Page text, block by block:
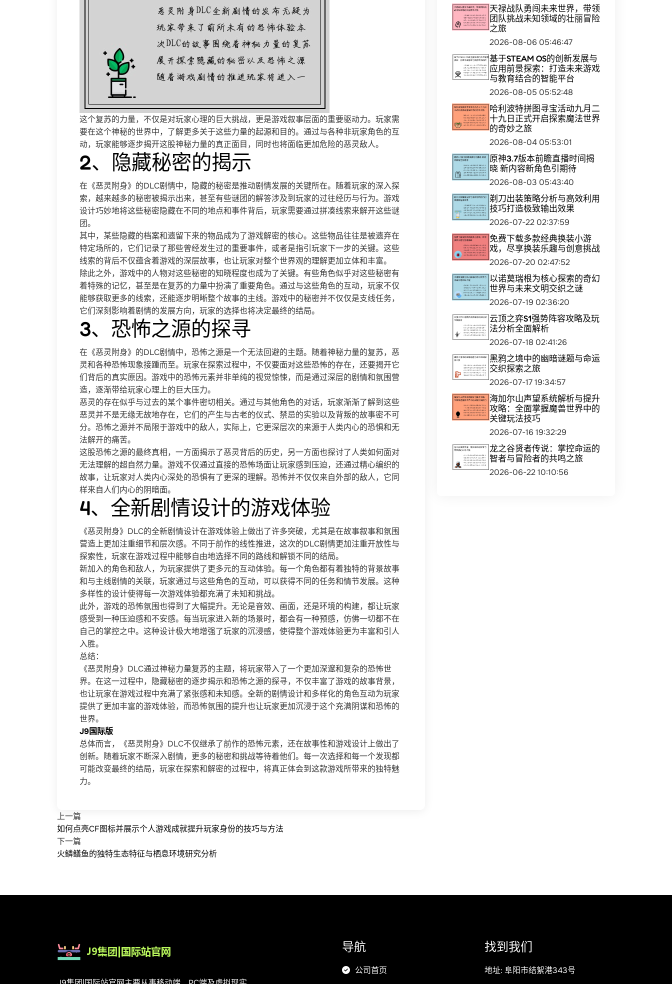
这个复苏的力量，不仅是对玩家心理的巨大挑战，更是游戏叙事层面的重要驱动力。玩家需
要在这个神秘的世界中，了解更多关于这些力量的起源和目的。通过与各种非玩家角色的互
动，玩家能够逐步揭开这股神秘力量的真正面目，同时也将面临更加危险的恶灵敌人。
2、隐藏秘密的揭示
在《恶灵附身》的DLC剧情中，隐藏的秘密是推动剧情发展的关键所在。随着玩家的深入探
索，越来越多的秘密被揭示出来，甚至有些谜团的解答涉及到玩家的过往经历与行为。游戏
设计巧妙地将这些秘密隐藏在不同的地点和事件背后，玩家需要通过拼凑线索来解开这些谜
团。
其中，某些隐藏的档案和遗留下来的物品成为了游戏解密的核心。这些物品往往是被遗弃在
特定场所的，它们记录了那些曾经发生过的重要事件，或者是指引玩家下一步的关键。这些
线索的背后不仅蕴含着游戏的深层故事，也让玩家对整个世界观的理解更加立体和丰富。
除此之外，游戏中的人物对这些秘密的知晓程度也成为了关键。有些角色似乎对这些秘密有
着特殊的记忆，甚至是在复苏的力量中扮演了重要角色。通过与这些角色的互动，玩家不仅
能够获取更多的线索，还能逐步明晰整个故事的主线。游戏中的秘密并不仅仅是支线任务，
它们深刻影响着剧情的发展方向，玩家的选择也将决定最终的结局。
3、恐怖之源的探寻
在《恶灵附身》的DLC剧情中，恐怖之源是一个无法回避的主题。随着神秘力量的复苏，恶
灵和各种恐怖现象接踵而至。玩家在探索过程中，不仅要面对这些恐怖的存在，还要揭开它
们背后的真实原因。游戏中的恐怖元素并非单纯的视觉惊悚，而是通过深层的剧情和氛围营
造，逐渐带给玩家心理上的巨大压力。
恶灵的存在似乎与过去的某个事件密切相关。通过与其他角色的对话，玩家渐渐了解到这些
恶灵并不是无缘无故地存在，它们的产生与古老的仪式、禁忌的实验以及背叛的故事密不可
分。恐怖之源并不局限于游戏中的敌人，实际上，它更深层次的来源于人类内心的恐惧和无
法解开的痛苦。
这股恐怖之源的最终真相，一方面揭示了恶灵背后的历史，另一方面也探讨了人类如何面对
无法理解的超自然力量。游戏不仅通过直接的恐怖场面让玩家感到压迫，还通过精心编织的
故事，让玩家对人类内心深处的恐惧有了更深的理解。恐怖并不仅仅来自外部的敌人，它同
样来自人们内心的阴暗面。
4、全新剧情设计的游戏体验
《恶灵附身》DLC的全新剧情设计在游戏体验上做出了许多突破，尤其是在故事叙事和氛围
营造上更加注重细节和层次感。不同于前作的线性推进，这次的DLC剧情更加注重开放性与
探索性，玩家在游戏过程中能够自由地选择不同的路线和解锁不同的结局。
新加入的角色和敌人，为玩家提供了更多元的互动体验。每一个角色都有着独特的背景故事
和与主线剧情的关联，玩家通过与这些角色的互动，可以获得不同的任务和情节发展。这种
多样性的设计使得每一次游戏体验都充满了未知和挑战。
此外，游戏的恐怖氛围也得到了大幅提升。无论是音效、画面，还是环境的构建，都让玩家
感受到一种压迫感和不安感。每当玩家进入新的场景时，都会有一种预感，仿佛一切都不在
自己的掌控之中。这种设计极大地增强了玩家的沉浸感，使得整个游戏体验更为丰富和引人
入胜。
总结：
《恶灵附身》DLC通过神秘力量复苏的主题，将玩家带入了一个更加深邃和复杂的恐怖世
界。在这一过程中，隐藏秘密的逐步揭示和恐怖之源的探寻，不仅丰富了游戏的故事背景，
也让玩家在游戏过程中充满了紧张感和未知感。全新的剧情设计和多样化的角色互动为玩家
提供了更加丰富的游戏体验，而恐怖氛围的提升也让玩家更加沉浸于这个充满阴谋和恐怖的
世界。
J9国际版
总体而言，《恶灵附身》DLC不仅继承了前作的恐怖元素，还在故事性和游戏设计上做出了
创新。随着玩家不断深入剧情，更多的秘密和挑战等待着他们。每一次选择和每一个发现都
可能改变最终的结局，玩家在探索和解密的过程中，将真正体会到这款游戏所带来的独特魅
力。
上一篇
如何点亮CF图标并展示个人游戏成就提升玩家身份的技巧与方法
下一篇
火鳞鳝鱼的独特生态特征与栖息环境研究分析
天禄战队勇闯未来世界，带领
团队挑战未知领域的壮丽冒险
之旅
2026-08-06 05:46:47
基于STEAM OS的创新发展与
应用前景探索：打造未来游戏
与教育结合的智能平台
2026-08-05 05:52:48
哈利波特拼图寻宝活动九月二
十九日正式开启探索魔法世界
的奇妙之旅
2026-08-04 05:53:01
原神3.7版本前瞻直播时间揭
晓 新内容新角色引期待
2026-08-03 05:43:40
剃刀出装策略分析与高效利用
技巧打造极致输出效果
2026-07-22 02:37:59
免费下载多款经典换装小游
戏，尽享换装乐趣与创意挑战
2026-07-20 02:47:52
以诺莫瑞根为核心探索的奇幻
世界与未来文明交织之谜
2026-07-19 02:36:20
云顶之弈S1强势阵容攻略及玩
法分析全面解析
2026-07-18 02:41:26
黑鸦之境中的幽暗谜题与命运
交织探索之旅
2026-07-17 19:34:57
海加尔山声望系统解析与提升
攻略：全面掌握魔兽世界中的
关键玩法技巧
2026-07-16 19:32:29
龙之谷贤者传说：掌控命运的
智者与冒险者的共鸣之旅
2026-06-22 10:10:56
导航
公司首页
找到我们
地址: 阜阳市结絮港343号